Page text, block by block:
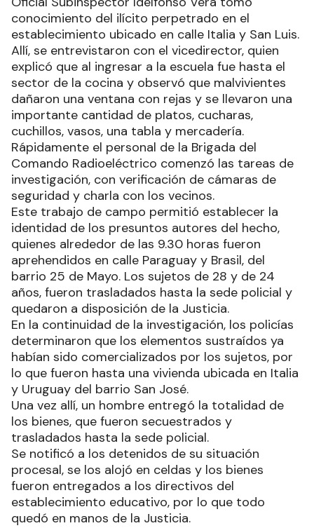
conocimiento del ilícito perpetrado en el
establecimiento ubicado en calle Italia y San Luis.
Allí, se entrevistaron con el vicedirector, quien
explicó que al ingresar a la escuela fue hasta el
sector de la cocina y observó que malvivientes
dañaron una ventana con rejas y se llevaron una
importante cantidad de platos, cucharas,
cuchillos, vasos, una tabla y mercadería.
Rápidamente el personal de la Brigada del
Comando Radioeléctrico comenzó las tareas de
investigación, con verificación de cámaras de
seguridad y charla con los vecinos.
Este trabajo de campo permitió establecer la
identidad de los presuntos autores del hecho,
quienes alrededor de las 9.30 horas fueron
aprehendidos en calle Paraguay y Brasil, del
barrio 25 de Mayo. Los sujetos de 28 y de 24
años, fueron trasladados hasta la sede policial y
quedaron a disposición de la Justicia.
En la continuidad de la investigación, los policías
determinaron que los elementos sustraídos ya
habían sido comercializados por los sujetos, por
lo que fueron hasta una vivienda ubicada en Italia
y Uruguay del barrio San José.
Una vez allí, un hombre entregó la totalidad de
los bienes, que fueron secuestrados y
trasladados hasta la sede policial.
Se notificó a los detenidos de su situación
procesal, se los alojó en celdas y los bienes
fueron entregados a los directivos del
establecimiento educativo, por lo que todo
quedó en manos de la Justicia.